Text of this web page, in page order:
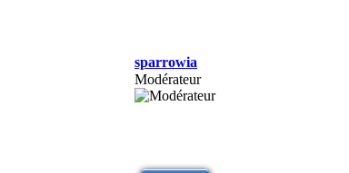
sparrowia
Modérateur